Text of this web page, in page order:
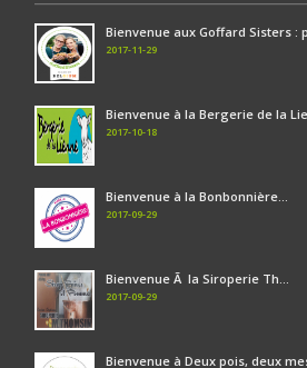
Bienvenue aux Goffard Sisters :
2017-11-29
Bienvenue à la Bergerie de la
2017-10-18
Bienvenue à la Bonbonnière...
2017-09-29
Bienvenue Ã la Siroperie Th...
2017-09-29
Bienvenue à Deux pois, deux